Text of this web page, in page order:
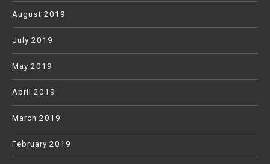
August 2019
July 2019
May 2019
April 2019
March 2019
February 2019